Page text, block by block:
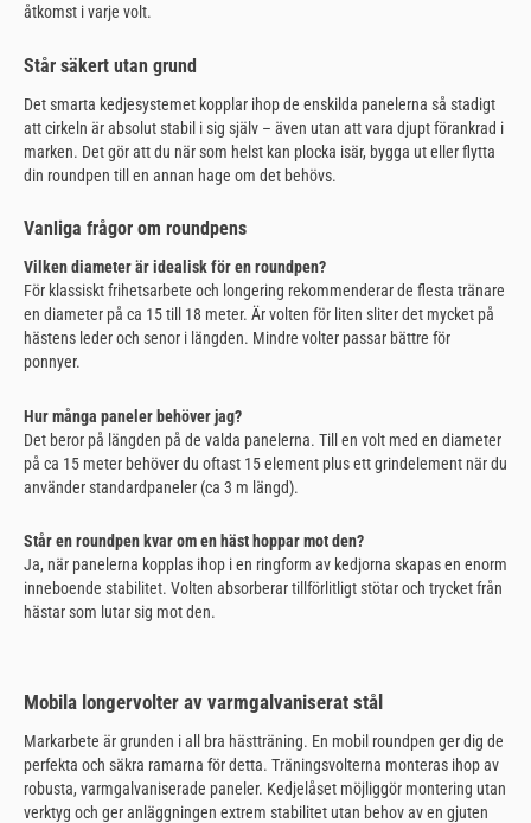
åtkomst i varje volt.
Står säkert utan grund
Det smarta kedjesystemet kopplar ihop de enskilda panelerna så stadigt
att cirkeln är absolut stabil i sig själv – även utan att vara djupt förankrad i
marken. Det gör att du när som helst kan plocka isär, bygga ut eller flytta
din roundpen till en annan hage om det behövs.
Vanliga frågor om roundpens
Vilken diameter är idealisk för en roundpen?
För klassiskt frihetsarbete och longering rekommenderar de flesta tränare
en diameter på ca 15 till 18 meter. Är volten för liten sliter det mycket på
hästens leder och senor i längden. Mindre volter passar bättre för
ponnyer.
Hur många paneler behöver jag?
Det beror på längden på de valda panelerna. Till en volt med en diameter
på ca 15 meter behöver du oftast 15 element plus ett grindelement när du
använder standardpaneler (ca 3 m längd).
Står en roundpen kvar om en häst hoppar mot den?
Ja, när panelerna kopplas ihop i en ringform av kedjorna skapas en enorm
inneboende stabilitet. Volten absorberar tillförlitligt stötar och trycket från
hästar som lutar sig mot den.
Mobila longervolter av varmgalvaniserat stål
Markarbete är grunden i all bra hästträning. En mobil roundpen ger dig de
perfekta och säkra ramarna för detta. Träningsvolterna monteras ihop av
robusta, varmgalvaniserade paneler. Kedjelåset möjliggör montering utan
verktyg och ger anläggningen extrem stabilitet utan behov av en gjuten